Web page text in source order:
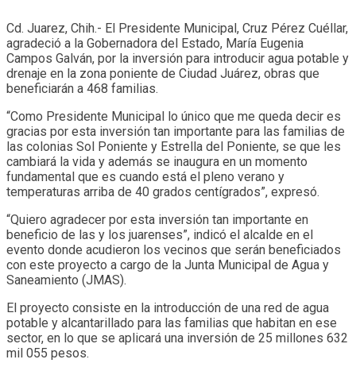
Cd. Juarez, Chih.- El Presidente Municipal, Cruz Pérez Cuéllar,
agradeció a la Gobernadora del Estado, María Eugenia
Campos Galván, por la inversión para introducir agua potable y
drenaje en la zona poniente de Ciudad Juárez, obras que
beneficiarán a 468 familias.
“Como Presidente Municipal lo único que me queda decir es
gracias por esta inversión tan importante para las familias de
las colonias Sol Poniente y Estrella del Poniente, se que les
cambiará la vida y además se inaugura en un momento
fundamental que es cuando está el pleno verano y
temperaturas arriba de 40 grados centígrados”, expresó.
“Quiero agradecer por esta inversión tan importante en
beneficio de las y los juarenses”, indicó el alcalde en el
evento donde acudieron los vecinos que serán beneficiados
con este proyecto a cargo de la Junta Municipal de Agua y
Saneamiento (JMAS).
El proyecto consiste en la introducción de una red de agua
potable y alcantarillado para las familias que habitan en ese
sector, en lo que se aplicará una inversión de 25 millones 632
mil 055 pesos.